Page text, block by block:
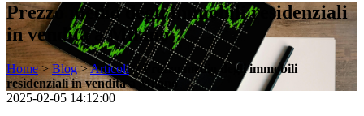
Prezzo medio degli immobili residenziali
in vendita a Milano
Home>Blog>Articoli>Prezzo medio degli immobili
residenziali in vendita a Milano
2025-02-05 14:12:00